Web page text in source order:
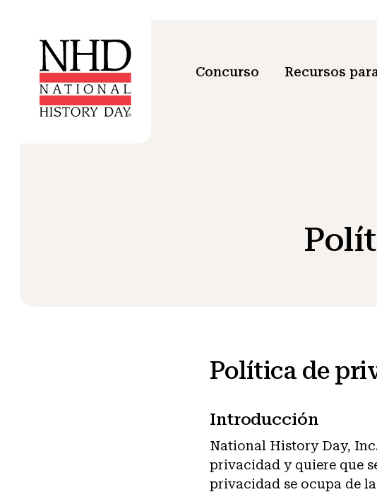
Concurso Recursos
Política de
Introducción
National History Day,
privacidad y quiere que
privacidad se ocupa de